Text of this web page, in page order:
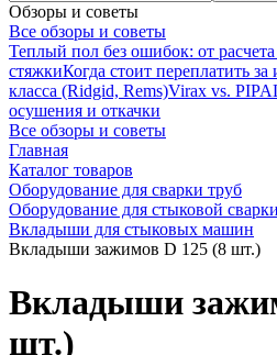
Обзоры и советы
Все обзоры и советы
Теплый пол без ошибок: от
стяжкиКогда стоит переплатить
класса (Ridgid, Rems)Virax vs.
осушения и откачки
Все обзоры и советы
Главная
Каталог товаров
Оборудование для сварки труб
Оборудование для стыковой
Вкладыши для стыковых машин
Вкладыши зажимов D 125 (8 шт.)
Вкладыши
шт.)